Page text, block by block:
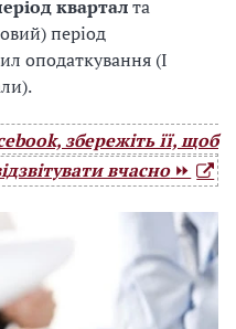
кварталта
період
оподаткування (І
збережіть її, щоб
вчасно⏩